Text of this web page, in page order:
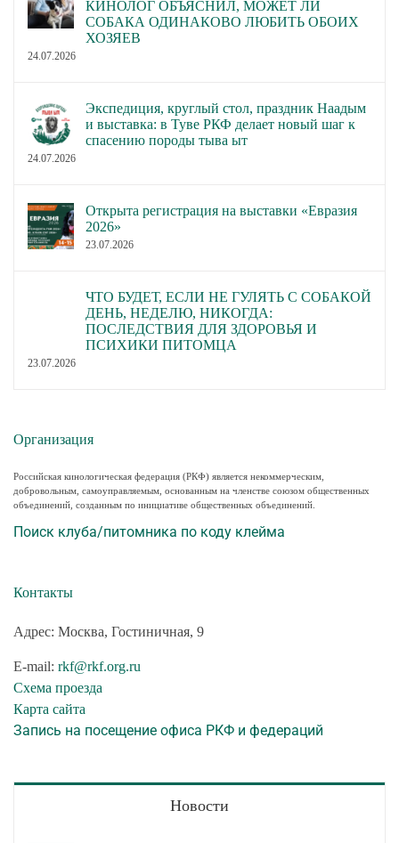
КИНОЛОГ ОБЪЯСНИЛ, МОЖЕТ ЛИ
СОБАКА ОДИНАКОВО ЛЮБИТЬ ОБОИХ
ХОЗЯЕВ
24.07.2026
Экспедиция, круглый стол, праздник Наадым
и выставка: в Туве РКФ делает новый шаг к
спасению породы тыва ыт
24.07.2026
Открыта регистрация на выставки «Евразия
2026»
23.07.2026
ЧТО БУДЕТ, ЕСЛИ НЕ ГУЛЯТЬ С СОБАКОЙ
ДЕНЬ, НЕДЕЛЮ, НИКОГДА:
ПОСЛЕДСТВИЯ ДЛЯ ЗДОРОВЬЯ И
ПСИХИКИ ПИТОМЦА
23.07.2026
Организация
Российская кинологическая федерация (РКФ) является некоммерческим,
добровольным, самоуправляемым, основанным на членстве союзом общественных
объединений, созданным по инициативе общественных объединений.
Поиск клуба/питомника по коду клейма
Контакты
Адрес: Москва, Гостиничная, 9
E-mail: rkf@rkf.org.ru
Схема проезда
Карта сайта
Запись на посещение офиса РКФ и федераций
Новости